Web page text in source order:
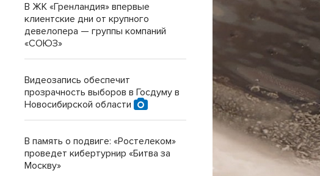
В ЖК «Гренландия» впервые
клиентские дни от крупного
девелопера — группы компаний
«СОЮЗ»
Видеозапись обеспечит
прозрачность выборов в Госдуму в
Новосибирской области
В память о подвиге: «Ростелеком»
проведет кибертурнир «Битва за
Москву»